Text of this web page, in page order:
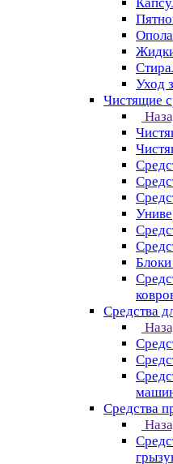
Уход
Чистящие
Блоки
Средства
Средства